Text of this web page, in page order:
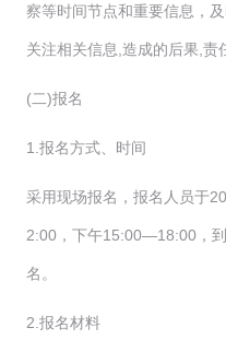
察等时间节点和重要信息，
关注相关信息,造成的后果,责
(二)报名
1.报名方式、时间
采用现场报名，报名人员于
2:00，下午15:00—18:00，
名。
2.报名材料